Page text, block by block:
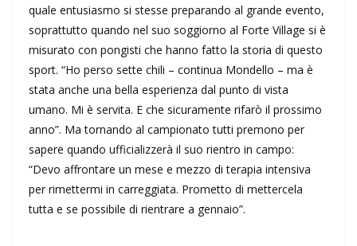
quale entusiasmo si stesse preparando al grande evento,
soprattutto quando nel suo soggiorno al Forte Village si è
misurato con pongisti che hanno fatto la storia di questo
sport. “Ho perso sette chili – continua Mondello – ma è
stata anche una bella esperienza dal punto di vista
umano. Mi è servita. E che sicuramente rifarò il prossimo
anno”. Ma tornando al campionato tutti premono per
sapere quando ufficializzerà il suo rientro in campo:
“Devo affrontare un mese e mezzo di terapia intensiva
per rimettermi in carreggiata. Prometto di mettercela
tutta e se possibile di rientrare a gennaio”.